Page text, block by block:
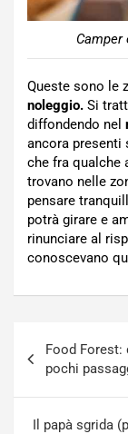
Queste sono le
noleggio. Si
diffondendo nel
ancora presenti
che fra qualche
trovano nelle
pensare
potrà girare e
rinunciare al
conoscevano
articoli
Food
pochi
Il papà sgrida